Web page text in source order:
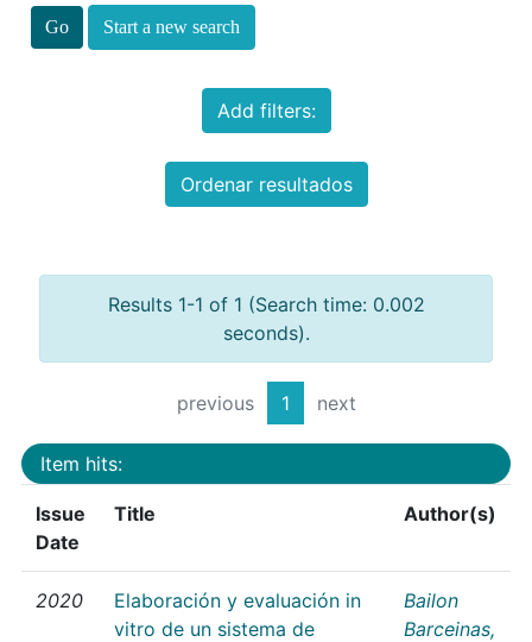
Start a new search
Add filters:
Ordenar resultados
Results 1-1 of 1 (Search time: 0.002
seconds).
previous 1 next
Item hits:
Issue
Date
Title Author(s)
2020
Elaboración y evaluación in
vitro de un sistema de
Bailon
Barceinas,